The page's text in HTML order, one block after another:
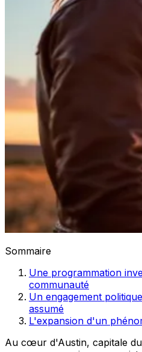
Sommaire
Une programmation
communauté
Un engagement
assumé
L'expansion d'un
Au cœur d'Austin, capitale